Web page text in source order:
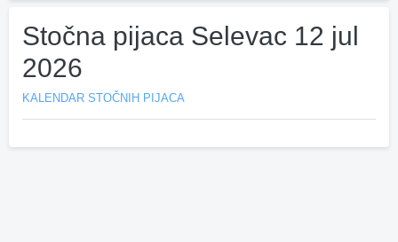
Stočna pijaca Selevac 12 jul
2026
KALENDAR STOČNIH PIJACA